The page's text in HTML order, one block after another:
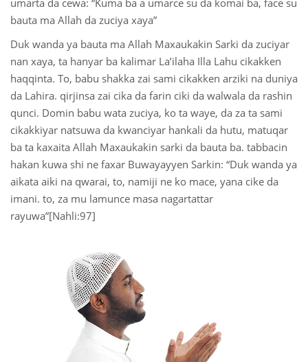
bauta ma Allah da zuciya xaya”
Duk wanda ya bauta ma Allah Maxaukakin Sarki da zuciyar
nan xaya, ta hanyar ba kalimar La’ilaha Illa Lahu cikakken
haqqinta. To, babu shakka zai sami cikakken arziki na duniya
da Lahira. qirjinsa zai cika da farin ciki da walwala da rashin
qunci. Domin babu wata zuciya, ko ta waye, da za ta sami
cikakkiyar natsuwa da kwanciyar hankali da hutu, matuqar
ba ta kaxaita Allah Maxaukakin sarki da bauta ba. tabbacin
hakan kuwa shi ne faxar Buwayayyen Sarkin: “Duk wanda ya
aikata aiki na qwarai, to, namiji ne ko mace, yana cike da
imani. to, za mu lamunce masa nagartattar
rayuwa”[Nahli:97]